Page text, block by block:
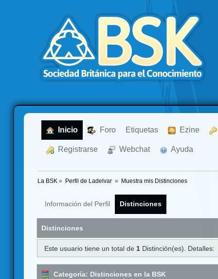
Inicio Foro Etiquetas Ezine
Registrarse Webchat Ayuda
La BSK » Perfil de Ladelvar » Muestra mis Distinciones
Información del Perfil Distinciones
Distinciones
Este usuario tiene un total de 1 Distinción(es). Detalles:
Categoría: Distinciones en la BSK